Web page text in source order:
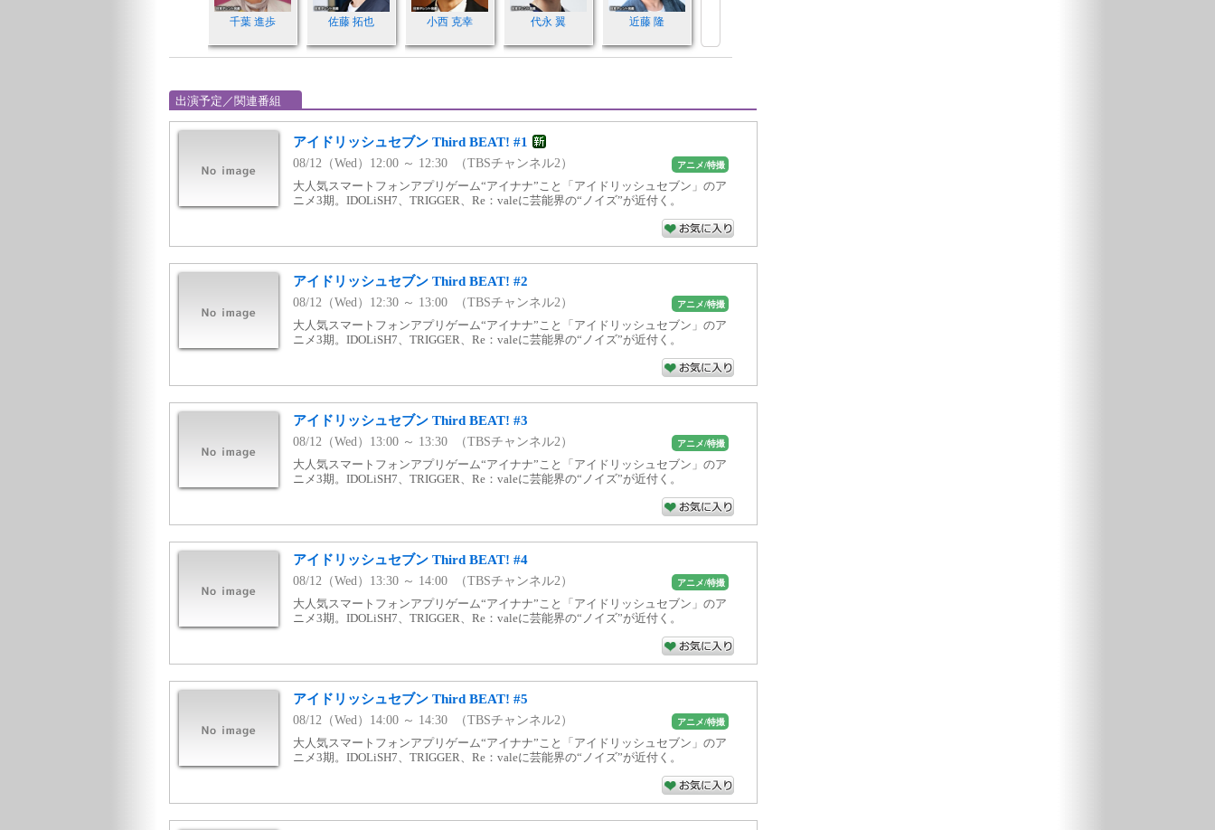
千葉 進歩 佐藤 拓也 小西 克幸 代永 翼 近藤 隆
出演予定／関連番組
アイドリッシュセブン Third BEAT! #1
08/12（Wed）12:00 ～ 12:30 （TBSチャンネル2） アニメ/特撮
大人気スマートフォンアプリゲーム“アイナナ”こと「アイドリッシュセブン」のア
ニメ3期。IDOLiSH7、TRIGGER、Re：valeに芸能界の“ノイズ”が近付く。
アイドリッシュセブン Third BEAT! #2
08/12（Wed）12:30 ～ 13:00 （TBSチャンネル2） アニメ/特撮
大人気スマートフォンアプリゲーム“アイナナ”こと「アイドリッシュセブン」のア
ニメ3期。IDOLiSH7、TRIGGER、Re：valeに芸能界の“ノイズ”が近付く。
アイドリッシュセブン Third BEAT! #3
08/12（Wed）13:00 ～ 13:30 （TBSチャンネル2） アニメ/特撮
大人気スマートフォンアプリゲーム“アイナナ”こと「アイドリッシュセブン」のア
ニメ3期。IDOLiSH7、TRIGGER、Re：valeに芸能界の“ノイズ”が近付く。
アイドリッシュセブン Third BEAT! #4
08/12（Wed）13:30 ～ 14:00 （TBSチャンネル2） アニメ/特撮
大人気スマートフォンアプリゲーム“アイナナ”こと「アイドリッシュセブン」のア
ニメ3期。IDOLiSH7、TRIGGER、Re：valeに芸能界の“ノイズ”が近付く。
アイドリッシュセブン Third BEAT! #5
08/12（Wed）14:00 ～ 14:30 （TBSチャンネル2） アニメ/特撮
大人気スマートフォンアプリゲーム“アイナナ”こと「アイドリッシュセブン」のア
ニメ3期。IDOLiSH7、TRIGGER、Re：valeに芸能界の“ノイズ”が近付く。